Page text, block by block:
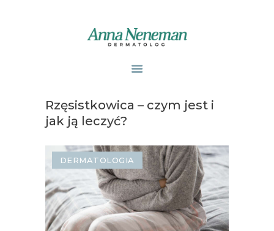
PUBLIKACJE
ZABIEGI
GABINETY
WPISY
KONTAKT
Rzęsistkowica – czym jest i
jak ją leczyć?
DERMATOLOGIA